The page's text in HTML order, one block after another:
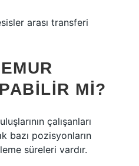
arası transferi
MI?
çalışanları
bazı pozisyonların
süreleri vardır.